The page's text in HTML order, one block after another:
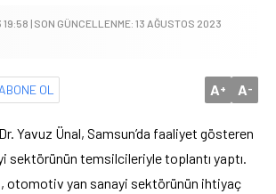
| SON GÜNCELLENME: 13 AĞUSTOS 2023
ABONE OL A+ A-
Yavuz Ünal, Samsun’da faaliyet gösteren
sektörünün temsilcileriyle toplantı yaptı.
otomotiv yan sanayi sektörünün ihtiyaç